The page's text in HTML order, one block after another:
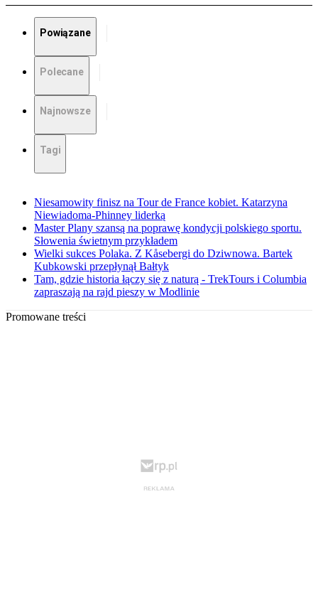
Powiązane
Polecane
Najnowsze
Tagi
Niesamowity finisz na Tour de France kobiet. Katarzyna
Niewiadoma-Phinney liderką
Master Plany szansą na poprawę kondycji polskiego sportu.
Słowenia świetnym przykładem
Wielki sukces Polaka. Z Kåsebergi do Dziwnowa. Bartek
Kubkowski przepłynął Bałtyk
Tam, gdzie historia łączy się z naturą - TrekTours i Columbia
zapraszają na rajd pieszy w Modlinie
Promowane treści